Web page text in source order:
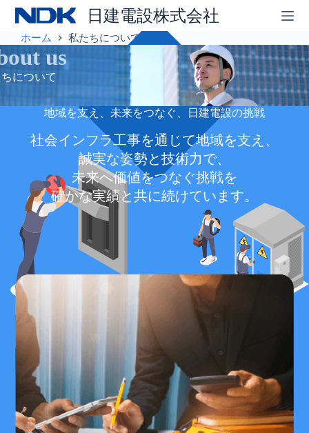
ン
ツ
へ
キ
日建電設株式会社
ホーム 私たちについて
us
について
地域を支え、未来をつなぐ、日建電設の挑戦
社会インフラ工事を通じて地域を支え、
誠実な姿勢と技術力で、
未来へ価値をつなぐ挑戦を
確かな実績と共に続けています。